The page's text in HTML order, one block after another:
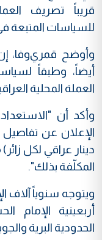
قريباً تصريف
للسياسات المتبعة
وأوضح قمري‌وفا،
أيضاً، وطبقاً
العملة المحلية
وأكد أن
دينار عراقي لكل
المكلّفة بذلك".
ويتوجه سنوياً آلاف
أربعينية الإمام
الحدودية البرية